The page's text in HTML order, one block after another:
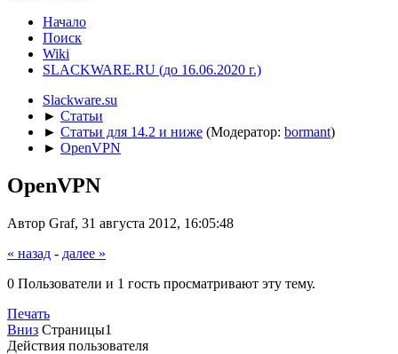
Начало
Поиск
Wiki
SLACKWARE.RU (до 16.06.2020 г.)
Slackware.su
► Статьи
► Статьи для 14.2 и ниже (Модератор: bormant)
► OpenVPN
OpenVPN
Автор Graf, 31 августа 2012, 16:05:48
« назад - далее »
0 Пользователи и 1 гость просматривают эту тему.
Печать
Вниз Страницы1
Действия пользователя